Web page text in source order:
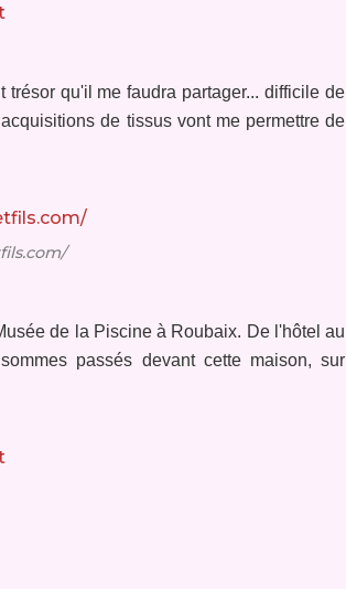
qu'il me faudra partager... difficile de
de tissus vont me permettre de
de la Piscine à Roubaix. De l'hôtel au
passés devant cette maison, sur